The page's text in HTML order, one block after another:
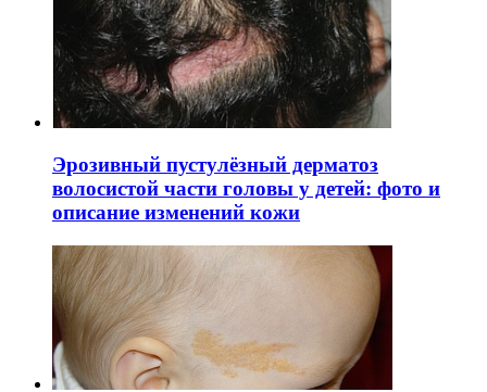
Эрозивный пустулёзный дерматоз
волосистой части головы у детей: фото и
описание изменений кожи